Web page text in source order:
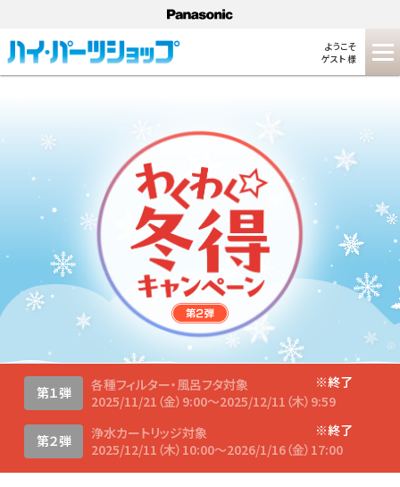
ようこそ
ゲスト 様
第１弾
各種フィルター・風呂フタ対象
2025/11/21（金）9:00〜2025/12/11（木）9:59
※終了
第２弾
浄水カートリッジ対象
2025/12/11（木）10:00〜2026/1/16（金）17:00
※終了